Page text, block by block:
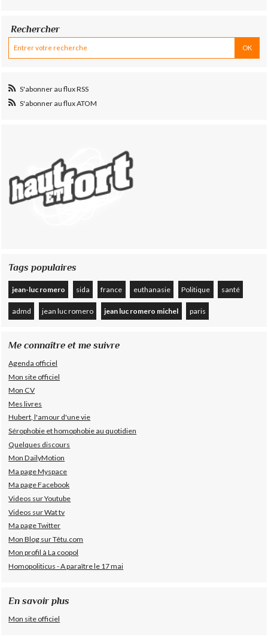
Rechercher
S'abonner au flux RSS
S'abonner au flux ATOM
Tags populaires
jean-luc romero sida france euthanasie Politique santé
admd jean luc romero jean luc romero michel paris
Me connaître et me suivre
Agenda officiel
Mon site officiel
Mon CV
Mes livres
Hubert, l'amour d'une vie
Sérophobie et homophobie au quotidien
Quelques discours
Mon DailyMotion
Ma page Myspace
Ma page Facebook
Videos sur Youtube
Videos sur Wat tv
Ma page Twitter
Mon Blog sur Têtu.com
Mon profil à La coopol
Homopoliticus - A paraître le 17 mai
En savoir plus
Mon site officiel